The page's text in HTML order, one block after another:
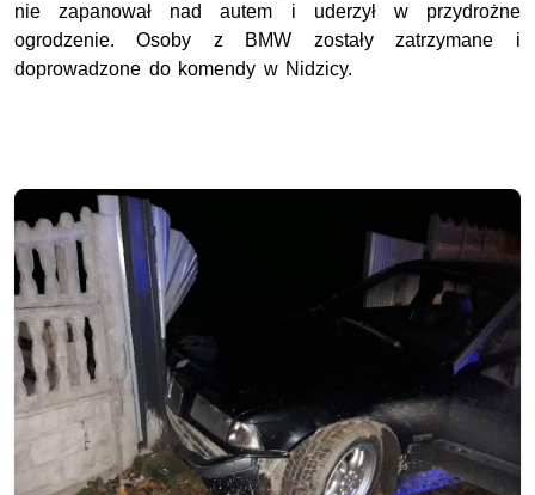
nie zapanował nad autem i uderzył w przydrożne
ogrodzenie. Osoby z BMW zostały zatrzymane i
doprowadzone do komendy w Nidzicy.